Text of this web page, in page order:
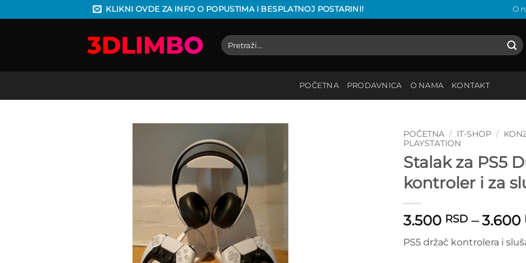
na
KLIKNI OVDE ZA INFO O POPUSTIMA I BESPLATNOJ POSTARINI! O
Pretraga
za:
POČETNA PRODAVNICA O NAMA KONTAKT
POČETNA / IT-SHOP /
PLAYSTATION
Stalak za PS5
kontroler i za
3.500 RSD – 3.600
PS5 držač kontrolera i